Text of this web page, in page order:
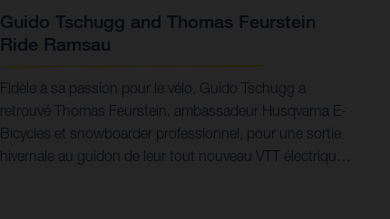
Guido Tschugg and Thomas Feurstein
Ride Ramsau
Fidèle à sa passion pour le vélo, Guido Tschugg a
retrouvé Thomas Feurstein, ambassadeur Husqvarna E-
Bicycles et snowboarder professionnel, pour une sortie
hivernale au guidon de leur tout nouveau VTT électrique